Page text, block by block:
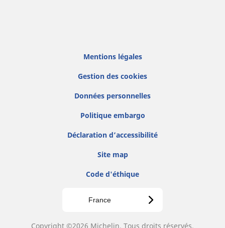
Mentions légales
Gestion des cookies
Données personnelles
Politique embargo
Déclaration d’accessibilité
Site map
Code d'éthique
France
Copyright ©2026 Michelin. Tous droits réservés.